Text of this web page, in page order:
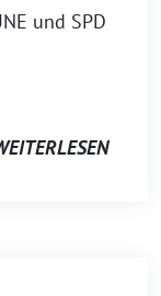
und SPD